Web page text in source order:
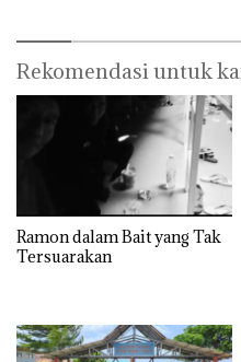
Rekomendasi untuk
Ramon dalam Bait yang Tak
Tersuarakan